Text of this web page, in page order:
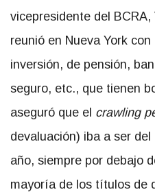
vicepresidente del
reunió en Nueva York
inversión, de pensión,
seguro, etc., que tienen
aseguró que el crawling
devaluación) iba a ser
año, siempre por debajo
mayoría de los títulos de